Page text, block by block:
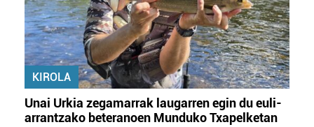
KIROLA
Unai Urkia zegamarrak laugarren egin du euli-
arrantzako beteranoen Munduko Txapelketan